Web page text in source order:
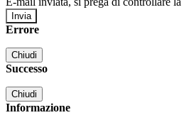
Errore
Chiudi
Successo
Chiudi
Informazione